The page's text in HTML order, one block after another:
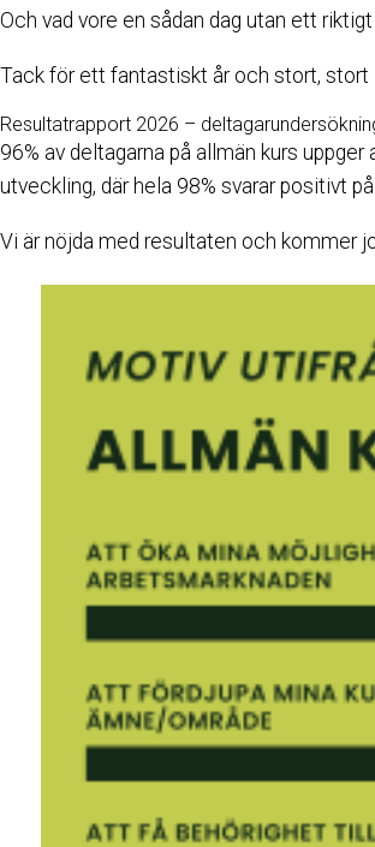
Och vad vore en sådan dag utan ett
Tack för ett fantastiskt år och stort, stort
Resultatrapport 2026 –
96% av deltagarna på allmän kurs
utveckling, där hela 98% svarar positivt
Vi är nöjda med resultaten och kommer